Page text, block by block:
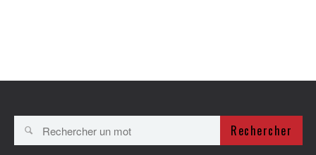
Rechercher